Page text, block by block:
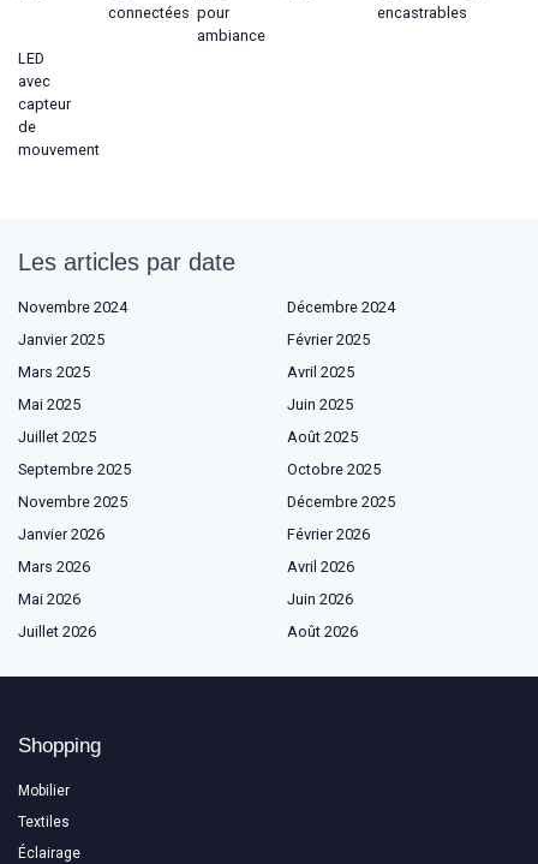
connectées pour
ambiance
encastrables
LED
avec
capteur
de
mouvement
Les articles par date
Novembre 2024
Décembre 2024
Janvier 2025
Février 2025
Mars 2025
Avril 2025
Mai 2025
Juin 2025
Juillet 2025
Août 2025
Septembre 2025
Octobre 2025
Novembre 2025
Décembre 2025
Janvier 2026
Février 2026
Mars 2026
Avril 2026
Mai 2026
Juin 2026
Juillet 2026
Août 2026
Shopping
Mobilier
Textiles
Éclairage